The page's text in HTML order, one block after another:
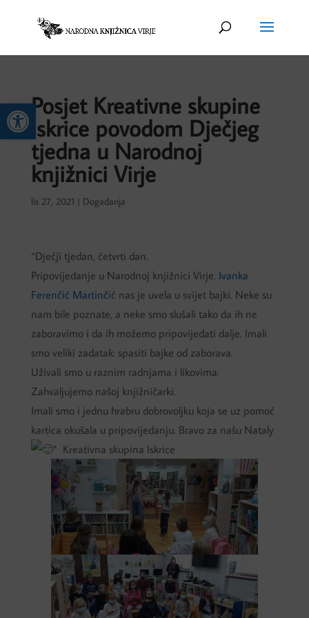
Open toolbar
Posjet Kreativne skupine
Iskrice povodom Dječjeg
tjedna u Narodnoj
knjižnici Virje
lis 27, 2021 Događanja
“Dječji tjedan, četvrti dan.
Pripovijedanje u Narodnoj knjižnici Virje. Ivanka
Ferenčić Martinčić nas je uvela u svijet bajki. Neke su
nam bile poznate, a neke smo slušali tako da ih ne
zaboravimo i da ih možemo pripovijedati dalje. Imali
smo veliki zadatak: spasiti bajke od zaborava.
Uživali smo u raznim radnjama i likovima.
Zahvaljujemo našoj knjižničarki.
Imali smo i jednu hrabru dobrovoljku koja se uz pomoć
kartica okušala u pripovijedanju. Bravo za našu Nataly
” Kreativna skupina Iskrice